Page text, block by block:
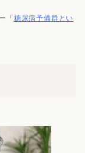
「糖尿病予備群とい